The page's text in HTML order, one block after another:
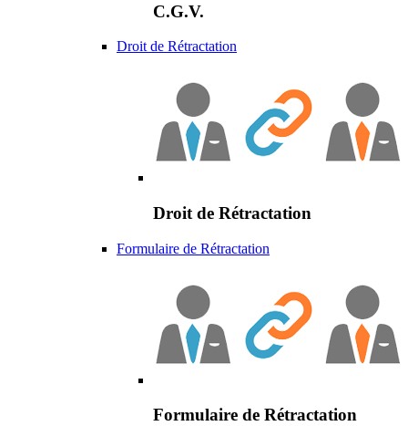
C.G.V.
Droit de Rétractation
Droit de Rétractation
Formulaire de Rétractation
Formulaire de Rétractation